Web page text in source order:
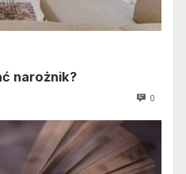
narożnik?
0